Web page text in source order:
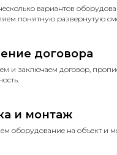
вариантов
понятную развернутую
договора
и заключаем договор,
и монтаж
оборудование на объект и